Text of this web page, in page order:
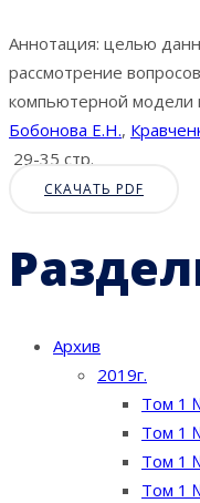
Аннотация: целью
рассмотрение
компьютерной модели
Бобонова Е.Н.,
29-35 стр.
СКАЧАТЬ PDF
Архив
2019г.
Том 1
Том 1
Том 1
Том 1